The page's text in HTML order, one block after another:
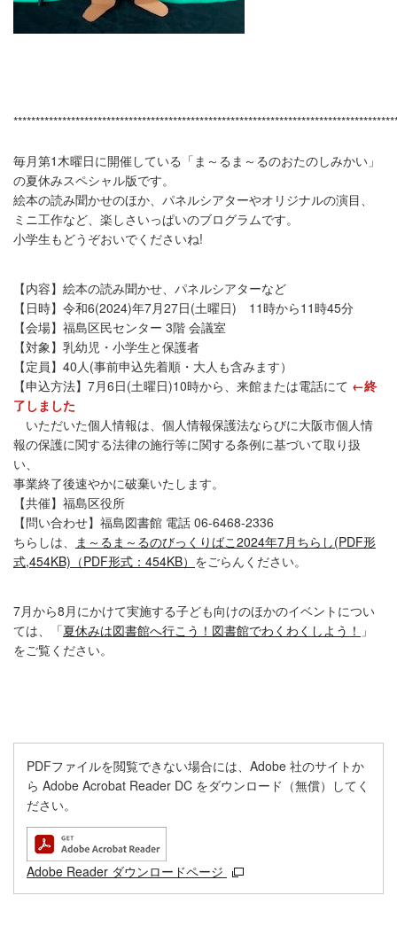
毎月第1木曜日に開催している「ま～るま～るのおたのしみかい」
の夏休みスペシャル版です。
絵本の読み聞かせのほか、パネルシアターやオリジナルの演目、
ミニ工作など、楽しさいっぱいのブログラムです。
小学生もどうぞおいでくださいね!
【内容】絵本の読み聞かせ、パネルシアターなど
【日時】令和6(2024)年7月27日(土曜日) 11時から11時45分
【会場】福島区民センター 3階 会議室
【対象】乳幼児・小学生と保護者
【定員】40人(事前申込先着順・大人も含みます）
【申込方法】7月6日(土曜日)10時から、来館または電話にて ←終
了しました
いただいた個人情報は、個人情報保護法ならびに大阪市個人情
報の保護に関する法律の施行等に関する条例に基づいて取り扱
い、
事業終了後速やかに破棄いたします。
【共催】福島区役所
【問い合わせ】福島図書館 電話 06-6468-2336
ちらしは、
ま～るま～るのびっくりばこ2024年7月ちらし(PDF形
式,454KB)（PDF形式：454KB） をごらんください。
7月から8月にかけて実施する子ども向けのほかのイベントについ
ては、「夏休みは図書館へ行こう！図書館でわくわくしよう！ 」
をご覧ください。
PDFファイルを閲覧できない場合には、Adobe 社のサイトか
ら Adobe Acrobat Reader DC をダウンロード（無償）してく
ださい。
Adobe Reader ダウンロードページ